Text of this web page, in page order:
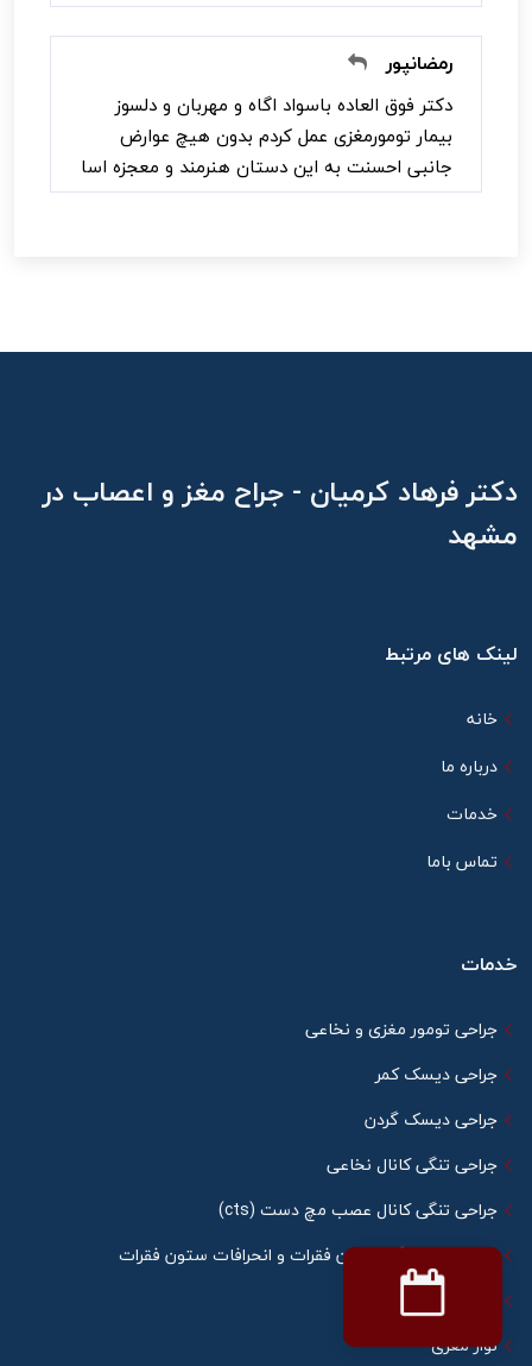
رمضانپور
دکتر فوق العاده باسواد اگاه و مهربان و دلسوز
بیمار تومورمغزی عمل کردم بدون هیچ عوارض
جانبی احسنت به این دستان هنرمند و معجزه اسا
دکتر فرهاد کرمیان - جراح مغز و اعصاب در
مشهد
لینک های مرتبط
خانه
درباره ما
خدمات
تماس باما
خدمات
جراحی تومور مغزی و نخاعی
جراحی دیسک کمر
جراحی دیسک گردن
جراحی تنگی کانال نخاعی
جراحی تنگی کانال عصب مچ دست (cts)
جراحی شکستگی ستون فقرات و انحرافات ستون فقرات
نوار مغزی